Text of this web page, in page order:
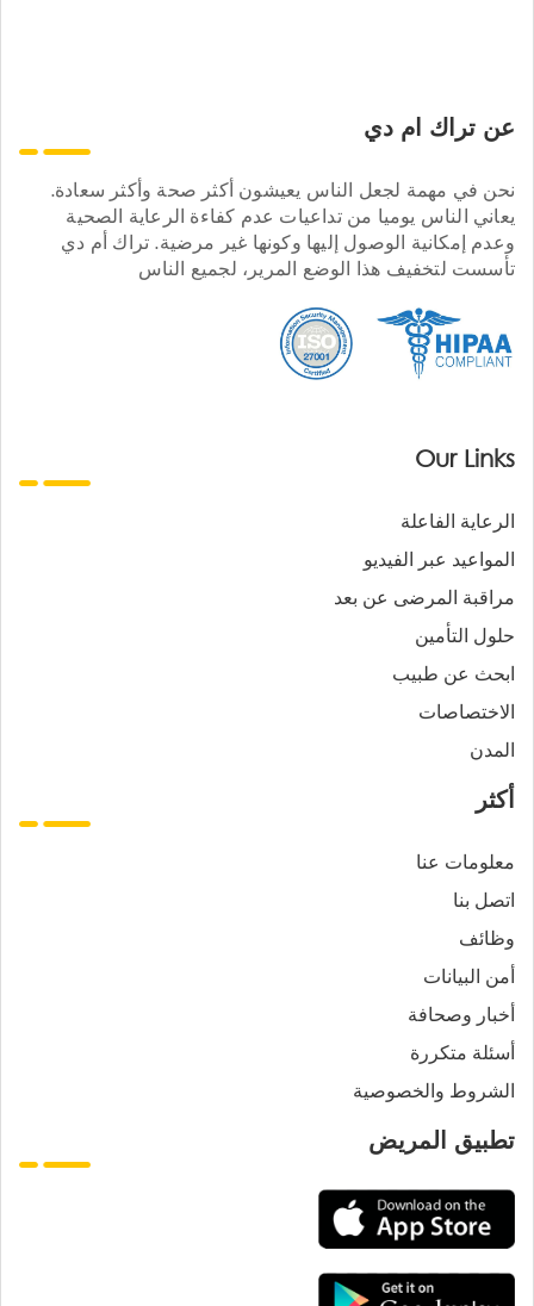
عن تراك ام دي
نحن في مهمة لجعل الناس يعيشون أكثر صحة وأكثر سعادة.
يعاني الناس يوميا من تداعيات عدم كفاءة الرعاية الصحية
وعدم إمكانية الوصول إليها وكونها غير مرضية. تراك أم دي
تأسست لتخفيف هذا الوضع المرير، لجميع الناس
Our Links
الرعاية الفاعلة
المواعيد عبر الفيديو
مراقبة المرضى عن بعد
حلول التأمين
ابحث عن طبيب
الاختصاصات
المدن
أكثر
معلومات عنا
اتصل بنا
وظائف
أمن البيانات
أخبار وصحافة
أسئلة متكررة
الشروط والخصوصية
تطبيق المريض